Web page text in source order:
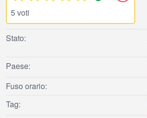
5 voti
Stato:
Paese:
Fuso orario:
Tag: